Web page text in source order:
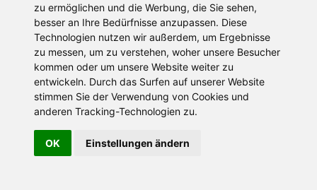
zu ermöglichen und die Werbung, die Sie sehen,
besser an Ihre Bedürfnisse anzupassen. Diese
Technologien nutzen wir außerdem, um Ergebnisse
zu messen, um zu verstehen, woher unsere Besucher
kommen oder um unsere Website weiter zu
entwickeln. Durch das Surfen auf unserer Website
stimmen Sie der Verwendung von Cookies und
anderen Tracking-Technologien zu.
OK Einstellungen ändern